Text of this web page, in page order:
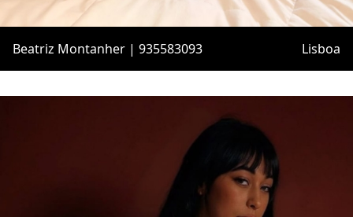
Beatriz Montanher | 935583093 Lisboa